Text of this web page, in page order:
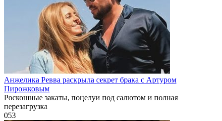
Анжелика Ревва раскрыла секрет брака с Артуром
Пирожковым
Роскошные закаты, поцелуи под салютом и полная
перезагрузка
053